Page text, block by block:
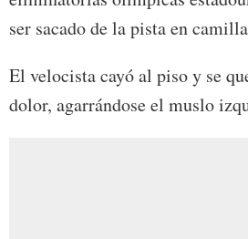
ser sacado de la pista en
El velocista cayó al piso y se
dolor, agarrándose el muslo